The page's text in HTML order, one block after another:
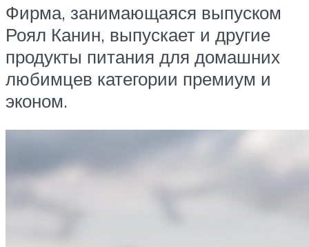
Фирма, занимающаяся выпуском
Роял Канин, выпускает и другие
продукты питания для домашних
любимцев категории премиум и
эконом.